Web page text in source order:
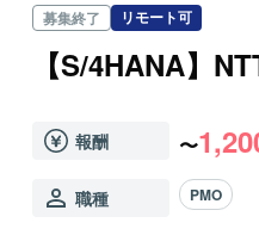
募集終了 リモート可
【S/4HANA】
報酬 〜
職種 PMO